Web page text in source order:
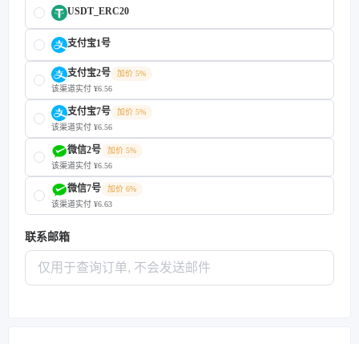
USDT_ERC20
支付宝1号
支付宝2号
加价 5%
该渠道实付 ¥6.56
支付宝7号
加价 5%
该渠道实付 ¥6.56
微信2号
加价 5%
该渠道实付 ¥6.56
微信7号
加价 6%
该渠道实付 ¥6.63
联系邮箱